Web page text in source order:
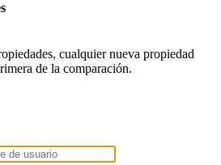
cualquier nueva propiedad
de la comparación.